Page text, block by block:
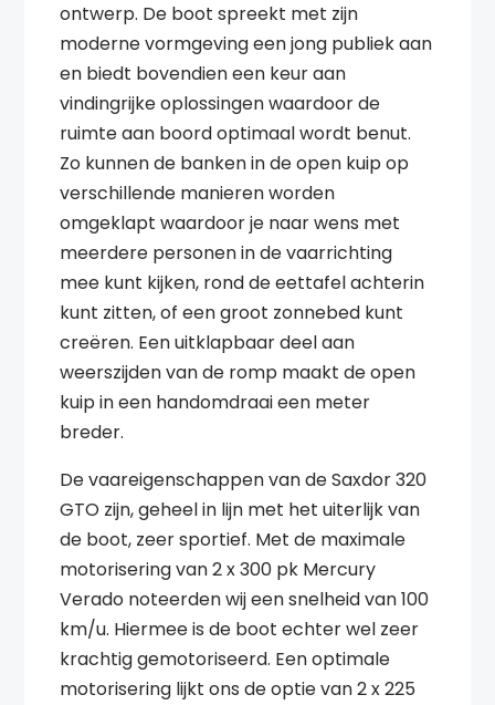
ontwerp. De boot spreekt met zijn
moderne vormgeving een jong publiek aan
en biedt bovendien een keur aan
vindingrijke oplossingen waardoor de
ruimte aan boord optimaal wordt benut.
Zo kunnen de banken in de open kuip op
verschillende manieren worden
omgeklapt waardoor je naar wens met
meerdere personen in de vaarrichting
mee kunt kijken, rond de eettafel achterin
kunt zitten, of een groot zonnebed kunt
creëren. Een uitklapbaar deel aan
weerszijden van de romp maakt de open
kuip in een handomdraai een meter
breder.
De vaareigenschappen van de Saxdor 320
GTO zijn, geheel in lijn met het uiterlijk van
de boot, zeer sportief. Met de maximale
motorisering van 2 x 300 pk Mercury
Verado noteerden wij een snelheid van 100
km/u. Hiermee is de boot echter wel zeer
krachtig gemotoriseerd. Een optimale
motorisering lijkt ons de optie van 2 x 225